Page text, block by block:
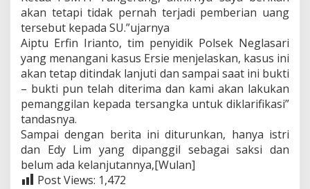
akan tetapi tidak pernah terjadi pemberian uang
tersebut kepada SU.”ujarnya
Aiptu Erfin Irianto, tim penyidik Polsek Neglasari
yang menangani kasus Ersie menjelaskan, kasus ini
akan tetap ditindak lanjuti dan sampai saat ini bukti
– bukti pun telah diterima dan kami akan lakukan
pemanggilan kepada tersangka untuk diklarifikasi”
tandasnya.
Sampai dengan berita ini diturunkan, hanya istri
dan Edy Lim yang dipanggil sebagai saksi dan
belum ada kelanjutannya,[Wulan]
Post Views: 1,472